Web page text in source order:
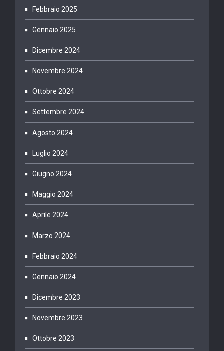
Febbraio 2025
Gennaio 2025
Dicembre 2024
Novembre 2024
Ottobre 2024
Settembre 2024
Agosto 2024
Luglio 2024
Giugno 2024
Maggio 2024
Aprile 2024
Marzo 2024
Febbraio 2024
Gennaio 2024
Dicembre 2023
Novembre 2023
Ottobre 2023